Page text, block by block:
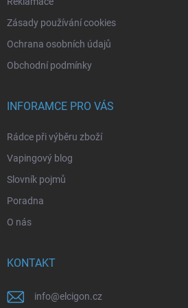
Zásady používání cookies
Ochrana osobních údajů
Obchodní podmínky
INFORAMCE PRO VÁS
Rádce při výběru zboží
Vapingový blog
Slovník pojmů
Poradna
O nás
KONTAKT
info@elcigon.cz